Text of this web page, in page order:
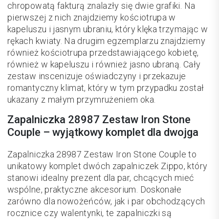
chropowatą fakturą znalazły się dwie grafiki. Na
pierwszej z nich znajdziemy kościotrupa w
kapeluszu i jasnym ubraniu, który klęka trzymając w
rękach kwiaty. Na drugim egzemplarzu znajdziemy
również kościotrupa przedstawiającego kobietę,
również w kapeluszu i również jasno ubraną. Cały
zestaw inscenizuje oświadczyny i przekazuje
romantyczny klimat, który w tym przypadku został
ukazany z małym przymrużeniem oka.
Zapalniczka 28987 Zestaw Iron Stone
Couple – wyjątkowy komplet dla dwojga
Zapalniczka 28987 Zestaw Iron Stone Couple to
unikatowy komplet dwóch zapalniczek Zippo, który
stanowi idealny prezent dla par, chcących mieć
wspólne, praktyczne akcesorium. Doskonałe
zarówno dla nowożeńców, jak i par obchodzących
rocznice czy walentynki, te zapalniczki są